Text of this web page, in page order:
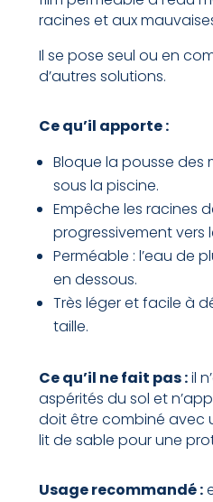
racines et aux
Il se pose seul ou en
d’autres solutions.
Ce qu’il apporte :
Bloque la pousse des
sous la piscine.
Empêche les racines
progressivement vers
Perméable : l’eau de
en dessous.
Très léger et facile à
taille.
Ce qu’il ne fait pas :il
aspérités du sol et
doit être combiné avec
lit de sable pour une
Usage recommandé :